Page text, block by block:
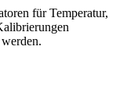
für Temperatur,